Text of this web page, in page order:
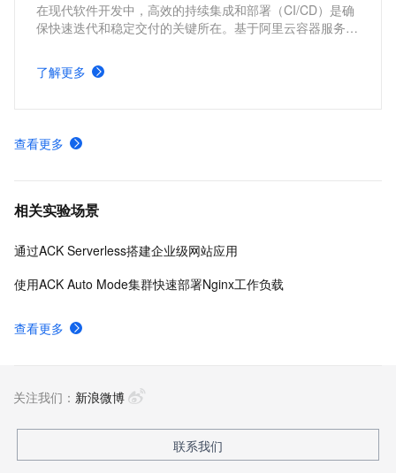
在现代软件开发中，高效的持续集成和部署（CI/CD）是确
保快速迭代和稳定交付的关键所在。基于阿里云容器服务
方案，能够为企业提供从代码构建到应用部署的全流程自动
化支持，显著提升开发效率和交付质量。
了解更多
查看更多
相关实验场景
通过ACK Serverless搭建企业级网站应用
使用ACK Auto Mode集群快速部署Nginx工作负载
查看更多
关注我们： 新浪微博
联系我们